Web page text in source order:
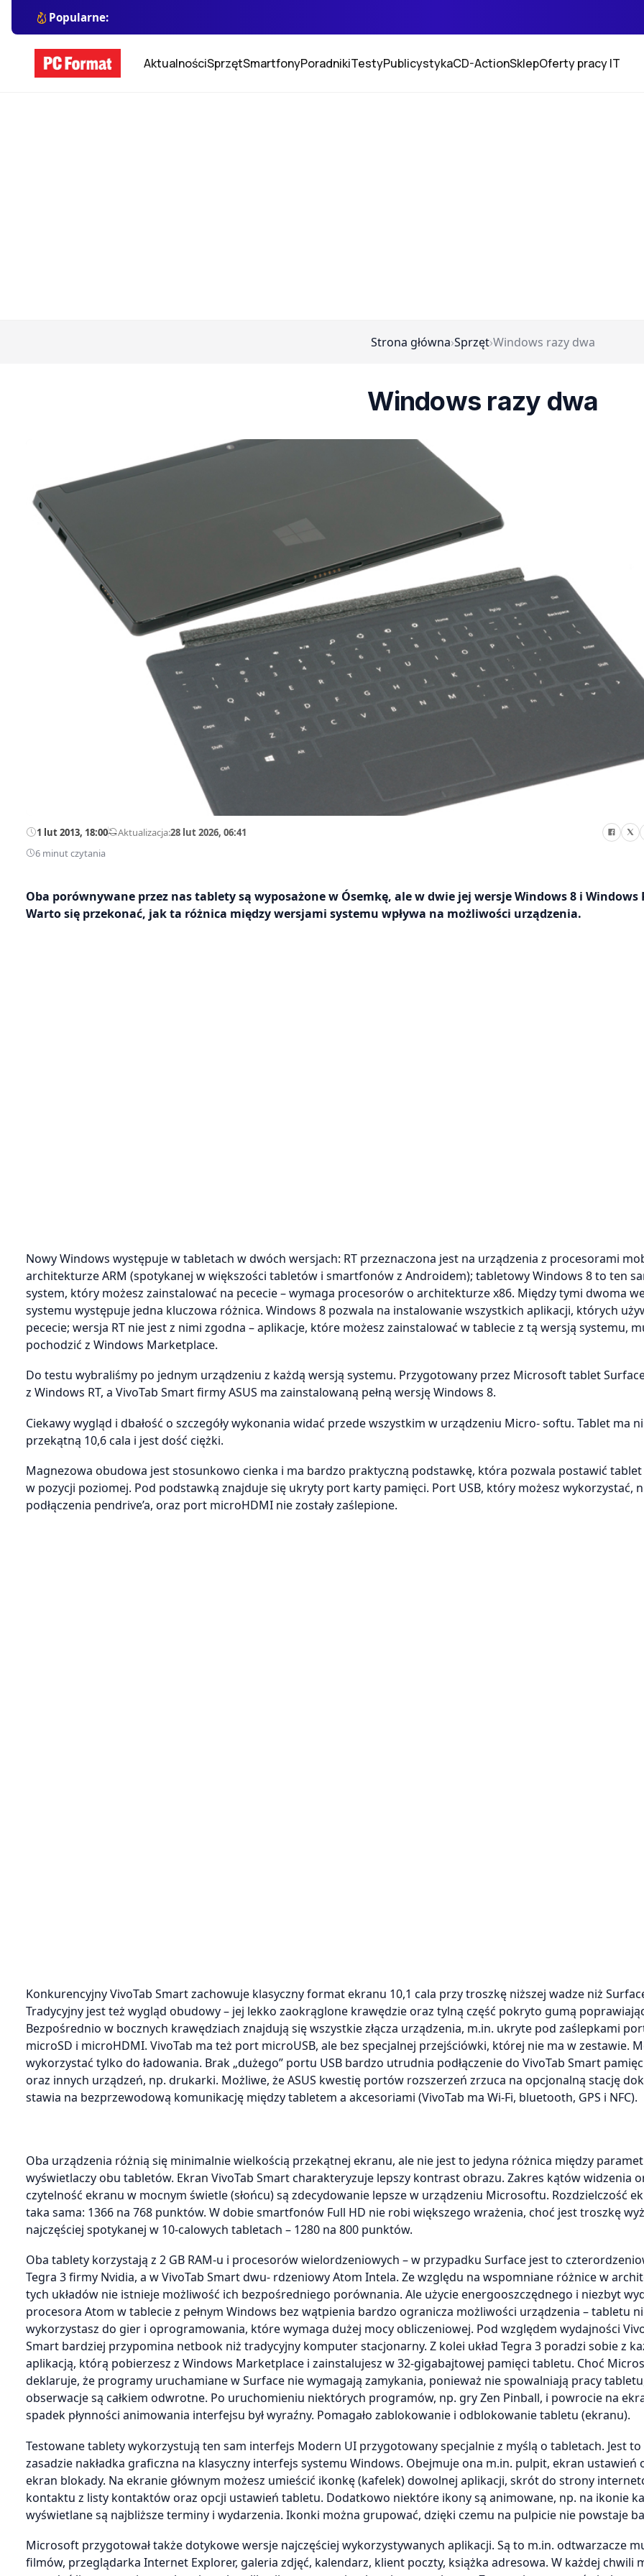
Popularne:
AktualnościSprzętSmartfonyPoradnikiTestyPublicystykaCD-ActionSklepOferty pracy IT
Strona główna›Sprzęt›Windows razy dwa
Windows razy dwa
1 lut 2013, 18:00—Aktualizacja:28 lut 2026, 06:41
6 minut czytania
Oba porównywane przez nas tablety są wyposażone w Ósemkę, ale w dwie jej wersje Windows 8 i Windows
Warto się przekonać, jak ta różnica między wersjami systemu wpływa na możliwości urządzenia.
Nowy Windows występuje w tabletach w dwóch wersjach: RT przeznaczona jest na urządzenia z procesorami
architekturze ARM (spotykanej w większości tabletów i smartfonów z Androidem); tabletowy Windows 8 to ten
system, który możesz zainstalować na pececie – wymaga procesorów o architekturze x86. Między tymi dwoma
systemu występuje jedna kluczowa różnica. Windows 8 pozwala na instalowanie wszystkich aplikacji, których
pececie; wersja RT nie jest z nimi zgodna – aplikacje, które możesz zainstalować w tablecie z tą wersją systemu,
pochodzić z Windows Marketplace.
Do testu wybraliśmy po jednym urządzeniu z każdą wersją systemu. Przygotowany przez Microsoft tablet
z Windows RT, a VivoTab Smart firmy ASUS ma zainstalowaną pełną wersję Windows 8.
Ciekawy wygląd i dbałość o szczegóły wykonania widać przede wszystkim w urządzeniu Micro- softu. Tablet ma
przekątną 10,6 cala i jest dość ciężki.
Magnezowa obudowa jest stosunkowo cienka i ma bardzo praktyczną podstawkę, która pozwala postawić
w pozycji poziomej. Pod podstawką znajduje się ukryty port karty pamięci. Port USB, który możesz wykorzystać,
podłączenia pendrive’a, oraz port microHDMI nie zostały zaślepione.
Konkurencyjny VivoTab Smart zachowuje klasyczny format ekranu 10,1 cala przy troszkę niższej wadze niż
Tradycyjny jest też wygląd obudowy – jej lekko zaokrąglone krawędzie oraz tylną część pokryto gumą
Bezpośrednio w bocznych krawędziach znajdują się wszystkie złącza urządzenia, m.in. ukryte pod zaślepkami
microSD i microHDMI. VivoTab ma też port microUSB, ale bez specjalnej przejściówki, której nie ma w zestawie.
wykorzystać tylko do ładowania. Brak „dużego” portu USB bardzo utrudnia podłączenie do VivoTab Smart
oraz innych urządzeń, np. drukarki. Możliwe, że ASUS kwestię portów rozszerzeń zrzuca na opcjonalną stację
stawia na bezprzewodową komunikację między tabletem a akcesoriami (VivoTab ma Wi-Fi, bluetooth, GPS i NFC).
Oba urządzenia różnią się minimalnie wielkością przekątnej ekranu, ale nie jest to jedyna różnica między
wyświetlaczy obu tabletów. Ekran VivoTab Smart charakteryzuje lepszy kontrast obrazu. Zakres kątów widzenia
czytelność ekranu w mocnym świetle (słońcu) są zdecydowanie lepsze w urządzeniu Microsoftu. Rozdzielczość
taka sama: 1366 na 768 punktów. W dobie smartfonów Full HD nie robi większego wrażenia, choć jest troszkę
najczęściej spotykanej w 10-calowych tabletach – 1280 na 800 punktów.
Oba tablety korzystają z 2 GB RAM-u i procesorów wielordzeniowych – w przypadku Surface jest to
Tegra 3 firmy Nvidia, a w VivoTab Smart dwu- rdzeniowy Atom Intela. Ze względu na wspomniane różnice w
tych układów nie istnieje możliwość ich bezpośredniego porównania. Ale użycie energooszczędnego i niezbyt
procesora Atom w tablecie z pełnym Windows bez wątpienia bardzo ogranicza możliwości urządzenia – tabletu
wykorzystasz do gier i oprogramowania, które wymaga dużej mocy obliczeniowej. Pod względem wydajności
Smart bardziej przypomina netbook niż tradycyjny komputer stacjonarny. Z kolei układ Tegra 3 poradzi sobie z
aplikacją, którą pobierzesz z Windows Marketplace i zainstalujesz w 32-gigabajtowej pamięci tabletu. Choć
deklaruje, że programy uruchamiane w Surface nie wymagają zamykania, ponieważ nie spowalniają pracy
obserwacje są całkiem odwrotne. Po uruchomieniu niektórych programów, np. gry Zen Pinball, i powrocie na
spadek płynności animowania interfejsu był wyraźny. Pomagało zablokowanie i odblokowanie tabletu (ekranu).
Testowane tablety wykorzystują ten sam interfejs Modern UI przygotowany specjalnie z myślą o tabletach. Jest to
zasadzie nakładka graficzna na klasyczny interfejs systemu Windows. Obejmuje ona m.in. pulpit, ekran ustawień
ekran blokady. Na ekranie głównym możesz umieścić ikonkę (kafelek) dowolnej aplikacji, skrót do strony
kontaktu z listy kontaktów oraz opcji ustawień tabletu. Dodatkowo niektóre ikony są animowane, np. na ikonie
wyświetlane są najbliższe terminy i wydarzenia. Ikonki można grupować, dzięki czemu na pulpicie nie powstaje
Microsoft przygotował także dotykowe wersje najczęściej wykorzystywanych aplikacji. Są to m.in. odtwarzacze
filmów, przeglądarka Internet Explorer, galeria zdjęć, kalendarz, klient poczty, książka adresowa. W każdej chwili